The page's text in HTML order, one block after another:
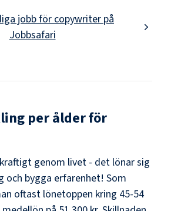
jobb för copywriter på
Jobbsafari
per ålder för
genom livet - det lönar sig
och bygga erfarenhet! Som
oftast lönetoppen kring 45-54